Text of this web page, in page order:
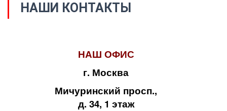
НАШИ КОНТАКТЫ
НАШ ОФИС
г. Москва
Мичуринский просп.,
д. 34, 1 этаж